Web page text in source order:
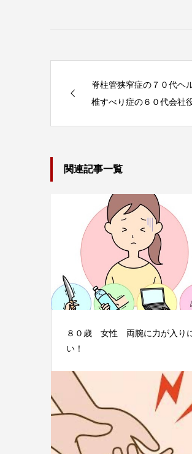
脊柱管狭窄症の７０代ヘ
椎すべり症の６０代会社
関連記事一覧
８０歳 女性 両腕に力が入り
い！